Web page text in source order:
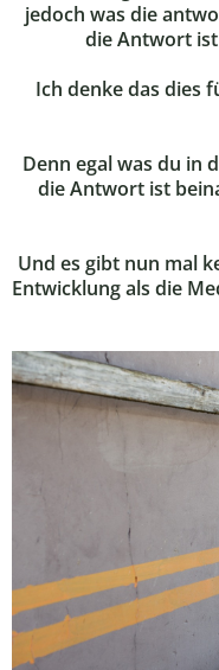
jedoch was die
die Antwort ist
Ich denke das dies
Denn egal was du in
die Antwort ist
Und es gibt nun mal
Entwicklung als die